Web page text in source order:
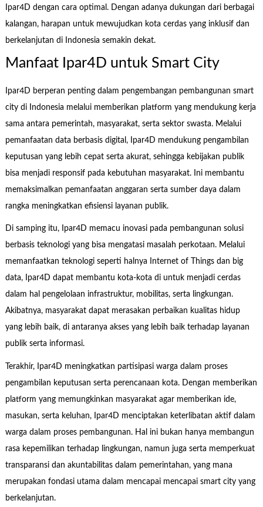
Ipar4D dengan cara optimal. Dengan adanya dukungan dari berbagai
kalangan, harapan untuk mewujudkan kota cerdas yang inklusif dan
berkelanjutan di Indonesia semakin dekat.
Manfaat Ipar4D untuk Smart City
Ipar4D berperan penting dalam pengembangan pembangunan smart
city di Indonesia melalui memberikan platform yang mendukung kerja
sama antara pemerintah, masyarakat, serta sektor swasta. Melalui
pemanfaatan data berbasis digital, Ipar4D mendukung pengambilan
keputusan yang lebih cepat serta akurat, sehingga kebijakan publik
bisa menjadi responsif pada kebutuhan masyarakat. Ini membantu
memaksimalkan pemanfaatan anggaran serta sumber daya dalam
rangka meningkatkan efisiensi layanan publik.
Di samping itu, Ipar4D memacu inovasi pada pembangunan solusi
berbasis teknologi yang bisa mengatasi masalah perkotaan. Melalui
memanfaatkan teknologi seperti halnya Internet of Things dan big
data, Ipar4D dapat membantu kota-kota di untuk menjadi cerdas
dalam hal pengelolaan infrastruktur, mobilitas, serta lingkungan.
Akibatnya, masyarakat dapat merasakan perbaikan kualitas hidup
yang lebih baik, di antaranya akses yang lebih baik terhadap layanan
publik serta informasi.
Terakhir, Ipar4D meningkatkan partisipasi warga dalam proses
pengambilan keputusan serta perencanaan kota. Dengan memberikan
platform yang memungkinkan masyarakat agar memberikan ide,
masukan, serta keluhan, Ipar4D menciptakan keterlibatan aktif dalam
warga dalam proses pembangunan. Hal ini bukan hanya membangun
rasa kepemilikan terhadap lingkungan, namun juga serta memperkuat
transparansi dan akuntabilitas dalam pemerintahan, yang mana
merupakan fondasi utama dalam mencapai mencapai smart city yang
berkelanjutan.